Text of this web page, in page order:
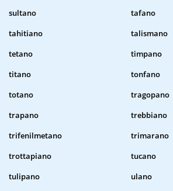
sultano
tafano
tahitiano
talismano
tetano
timpano
titano
tonfano
totano
tragopano
trapano
trebbiano
trifenilmetano
trimarano
trottapiano
tucano
tulipano
ulano